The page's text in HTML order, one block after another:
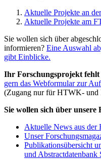
Aktuelle Projekte an
Aktuelle Projekte am
Sie wollen sich über
informieren? Eine Auswahl
gibt Einblicke.
Ihr Forschungsprojekt fehlt
gern das Webformular zur
(Zugang nur für HTWK- und
Sie wollen sich über unsere
Aktuelle News aus der
Unser
Publikationsübersicht
und Abstractdatenbank